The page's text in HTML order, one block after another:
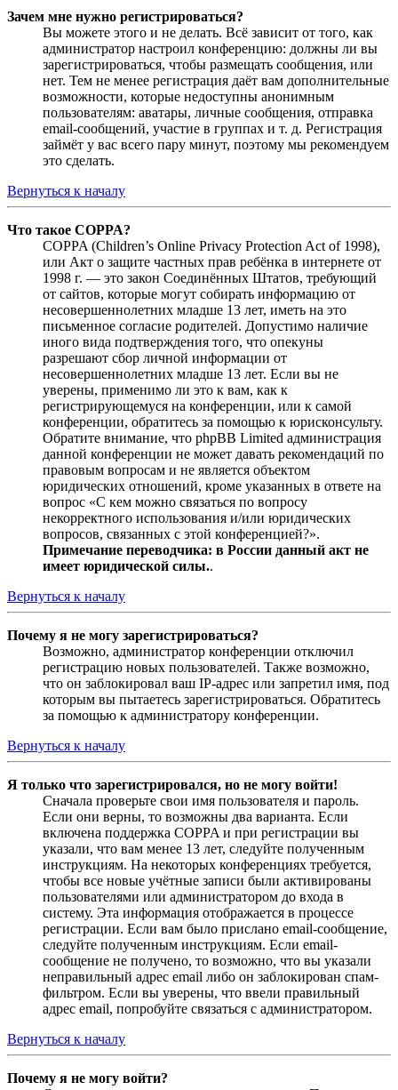
Зачем мне нужно регистрироваться?
Вы можете этого и не делать. Всё зависит от того, как
администратор настроил конференцию: должны ли вы
зарегистрироваться, чтобы размещать сообщения, или
нет. Тем не менее регистрация даёт вам дополнительные
возможности, которые недоступны анонимным
пользователям: аватары, личные сообщения, отправка
email-сообщений, участие в группах и т. д. Регистрация
займёт у вас всего пару минут, поэтому мы рекомендуем
это сделать.
Вернуться к началу
Что такое COPPA?
COPPA (Children’s Online Privacy Protection Act of 1998),
или Акт о защите частных прав ребёнка в интернете от
1998 г. — это закон Соединённых Штатов, требующий
от сайтов, которые могут собирать информацию от
несовершеннолетних младше 13 лет, иметь на это
письменное согласие родителей. Допустимо наличие
иного вида подтверждения того, что опекуны
разрешают сбор личной информации от
несовершеннолетних младше 13 лет. Если вы не
уверены, применимо ли это к вам, как к
регистрирующемуся на конференции, или к самой
конференции, обратитесь за помощью к юрисконсульту.
Обратите внимание, что phpBB Limited администрация
данной конференции не может давать рекомендаций по
правовым вопросам и не является объектом
юридических отношений, кроме указанных в ответе на
вопрос «С кем можно связаться по вопросу
некорректного использования и/или юридических
вопросов, связанных с этой конференцией?».
Примечание переводчика: в России данный акт не
имеет юридической силы..
Вернуться к началу
Почему я не могу зарегистрироваться?
Возможно, администратор конференции отключил
регистрацию новых пользователей. Также возможно,
что он заблокировал ваш IP-адрес или запретил имя, под
которым вы пытаетесь зарегистрироваться. Обратитесь
за помощью к администратору конференции.
Вернуться к началу
Я только что зарегистрировался, но не могу войти!
Сначала проверьте свои имя пользователя и пароль.
Если они верны, то возможны два варианта. Если
включена поддержка COPPA и при регистрации вы
указали, что вам менее 13 лет, следуйте полученным
инструкциям. На некоторых конференциях требуется,
чтобы все новые учётные записи были активированы
пользователями или администратором до входа в
систему. Эта информация отображается в процессе
регистрации. Если вам было прислано email-сообщение,
следуйте полученным инструкциям. Если email-
сообщение не получено, то возможно, что вы указали
неправильный адрес email либо он заблокирован спам-
фильтром. Если вы уверены, что ввели правильный
адрес email, попробуйте связаться с администратором.
Вернуться к началу
Почему я не могу войти?